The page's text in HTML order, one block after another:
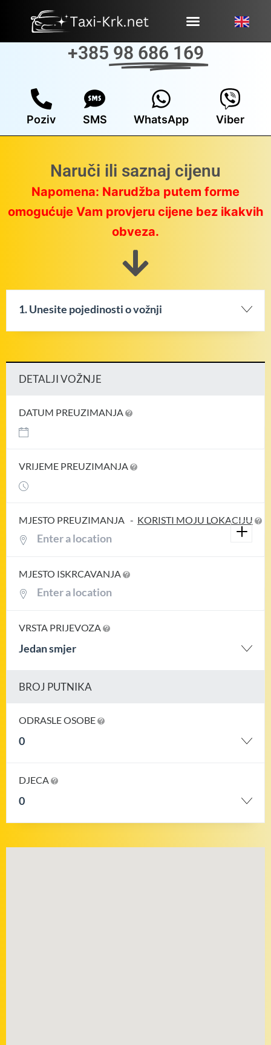
+385 98 686 169
Poziv SMS WhatsApp Viber
Naruči ili saznaj cijenu
Napomena: Narudžba putem forme
omogućuje Vam provjeru cijene bez ikakvih
obveza.
1. Unesite pojedinosti o vožnji
DETALJI VOŽNJE
DATUM PREUZIMANJA
VRIJEME PREUZIMANJA
MJESTO PREUZIMANJA - KORISTI MOJU LOKACIJU
MJESTO ISKRCAVANJA
VRSTA PRIJEVOZA
Jedan smjer
BROJ PUTNIKA
ODRASLE OSOBE
0
DJECA
0